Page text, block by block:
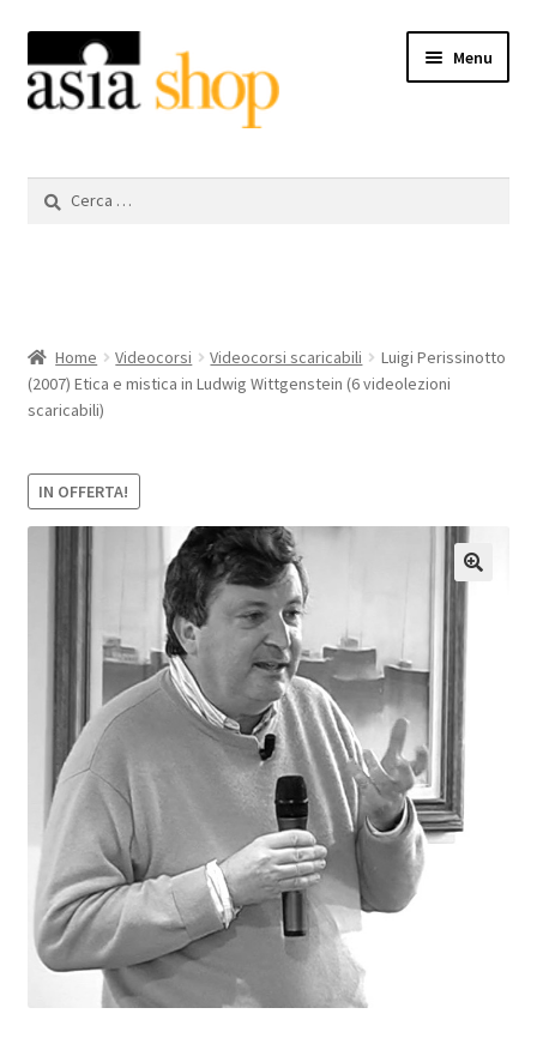
alla
navigazione
al
contenuto
Menu
Il mio account
Aiuto
Home Videocorsi Videocorsi scaricabili
Luigi Perissinotto
(2007) Etica e mistica in Ludwig Wittgenstein (6 videolezioni
scaricabili)
IN OFFERTA!